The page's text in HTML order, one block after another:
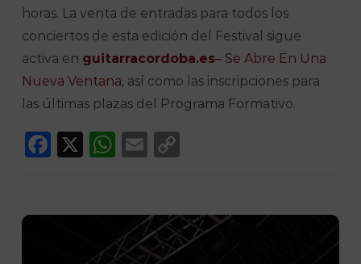
horas. La venta de entradas para todos los
conciertos de esta edición del Festival sigue
activa en guitarracordoba.es– Se Abre En Una
Nueva Ventana, así como las inscripciones para
las últimas plazas del Programa Formativo.
Facebook
X WhatsApp
Email